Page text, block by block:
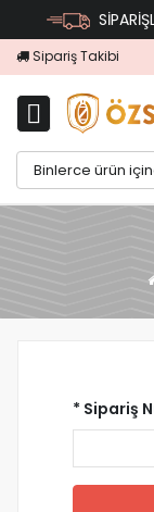
Sipariş Takibi
* Sipariş